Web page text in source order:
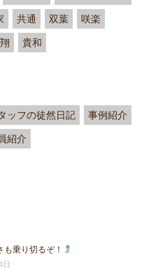
共通 双葉 咲楽
翔 貴和
ッフの徒然日記 事例紹介
紹介
も乗り切るぞ！
日